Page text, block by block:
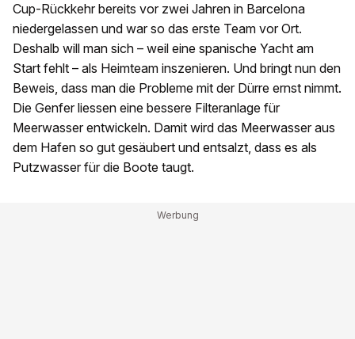
Cup-Rückkehr bereits vor zwei Jahren in Barcelona
niedergelassen und war so das erste Team vor Ort.
Deshalb will man sich – weil eine spanische Yacht am
Start fehlt – als Heimteam inszenieren. Und bringt nun den
Beweis, dass man die Probleme mit der Dürre ernst nimmt.
Die Genfer liessen eine bessere Filteranlage für
Meerwasser entwickeln. Damit wird das Meerwasser aus
dem Hafen so gut gesäubert und entsalzt, dass es als
Putzwasser für die Boote taugt.